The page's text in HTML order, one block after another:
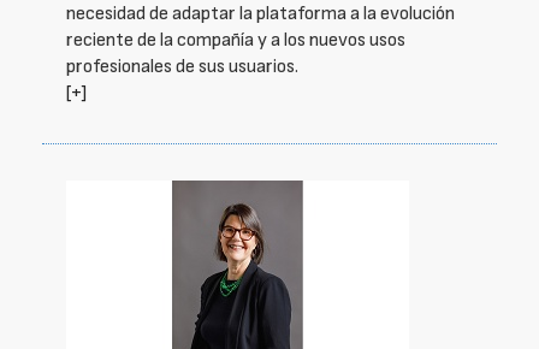
necesidad de adaptar la plataforma a la evolución
reciente de la compañía y a los nuevos usos
profesionales de sus usuarios.
[+]